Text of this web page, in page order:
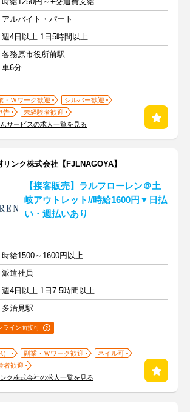
アルバイト・パート
週4日以上 1日5時間以上
各務原市役所前駅
車6分
・Ｗワーク歓迎
シルバー歓迎
告
未経験者歓迎
サービスの求人一覧を見る
ンク株式会社【FJLNAGOYA】
【接客販売】ラルフローレン＠土
岐アウトレット//時給1600円▼日払
い・週払いあり
時給1500～1600円以上
派遣社員
週4日以上 1日7.5時間以上
多治見駅
ライン面接可
副業・Ｗワーク歓迎
ネイル可
者歓迎
ク株式会社の求人一覧を見る